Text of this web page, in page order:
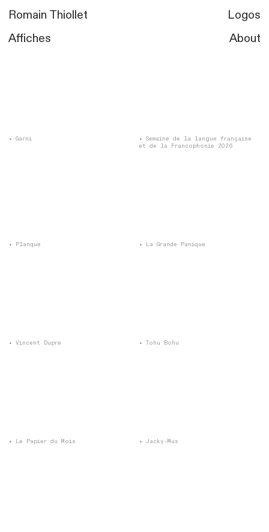
Romain Thiollet
Affiches
Logos
About
Garni
Semaine de la langue française
et de la Francophonie 2026
Planque La Grande Panique
Vincent Dupre Tohu Bohu
Le Papier du Mois Jacky-Mus